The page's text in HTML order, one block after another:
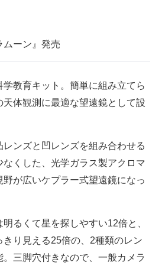
前線
ムーン』発売
教育キット。簡単に組み立てら
体観測に最適な望遠鏡として設
ンズと凹レンズを組み合わせる
なくした、光学ガラス製アクロマ
が広いケプラー式望遠鏡になっ
るくて星を探しやすい12倍と、
きり見える25倍の、2種類のレン
。三脚穴付きなので、一般カメラ